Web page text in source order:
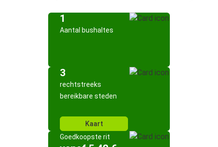
1
Aantal bushaltes
3
rechtstreeks
bereikbare steden
Kaart
Goedkoopste rit